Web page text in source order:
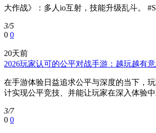
大作战》：多人io互射，技能升级乱斗。
3/5
0 0
20天前
2026玩家认可的公平对战手游：越玩越有
在手游体验日益追求公平与深度的当下，
计实现公平竞技、并能让玩家在深入体验
3/7
0 0